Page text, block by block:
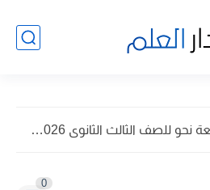
اقوى مراجعة نحو للصف الثالث الثانوى 2026 pdf اعداد توجيه...
0